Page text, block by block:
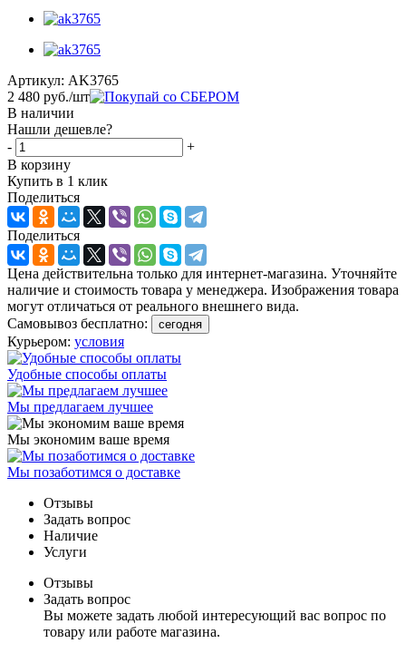
Артикул: AK3765
2 480 руб./шт
В наличии
Нашли дешевле?
-
+
В корзину
Купить в 1 клик
Поделиться
Поделиться
Цена действительна только для интернет-магазина. Уточняйте
наличие и стоимость товара у менеджера. Изображения товара
могут отличаться от реального внешнего вида.
Самовывоз бесплатно:
сегодня
Курьером: условия
Удобные способы оплаты
Мы предлагаем лучшее
Мы экономим ваше время
Мы позаботимся о доставке
Отзывы
Задать вопрос
Наличие
Услуги
Отзывы
Задать вопрос
Вы можете задать любой интересующий вас вопрос по
товару или работе магазина.